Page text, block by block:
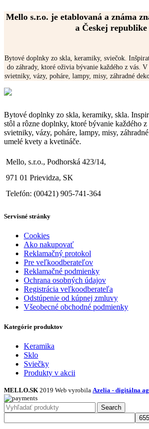
Mello s.r.o. je etablovaná a známa
a Českej republike
Bytové doplnky zo skla, keramiky, sviečok.
do záhrady, ktoré oživia bývanie každého z vás.
svietniky, vázy, poháre, lampy, misy, záhradné
Bytové doplnky zo skla, keramiky, skla.
stôl a rôzne doplnky, ktoré bývanie každého z
svietniky, vázy, poháre, lampy, misy,
umelé kvety a kvetináče.
Mello, s.r.o., Podhorská 423/14,
971 01 Prievidza, SK
Telefón: (00421) 905-741-364
Servisné stránky
Cookies
Ako nakupovať
Reklamačný protokol
Pre veľkoodberateľov
Reklamačné podmienky
Ochrana osobných údajov
Registrácia veľkoodberateľa
Odstúpenie od kúpnej zmluvy
Všeobecné obchodné podmienky
Kategórie produktov
Keramika
Sklo
Sviečky
Produkty v akcii
MELLO.SK 2019 Web vyrobila Azelia - digitálna
Search